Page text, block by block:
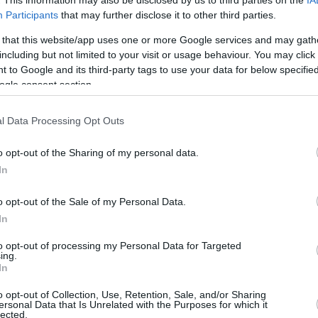
Participants that may further disclose it to other third parties.
that this website/app uses one or more Google services and may
but not limited to your visit or usage behaviour. You may
to Google and its third-party tags to use your data for below
consent section.
Data Processing Opt Outs
opt-out of the Sharing of my personal data.
opt-out of the Sale of my Personal Data.
opt-out of processing my Personal Data for Targeted
opt-out of Collection, Use, Retention, Sale, and/or Sharing
Data that Is Unrelated with the Purposes for which it
temporada en la Euroliga con dos
derrotas anteValenciay Virtus
Bolonia, el Mónaco permanece invicto
Betclic Elite francesa tras haber
Obradoviccon 17 puntos, mientras que
anotó 10 con 5 rebotes. Kemba Walker y
cifras dobles fue Isaiah Mike, que
nueve puntos, mientras que Godwin
doble con ocho puntos y otros tantos